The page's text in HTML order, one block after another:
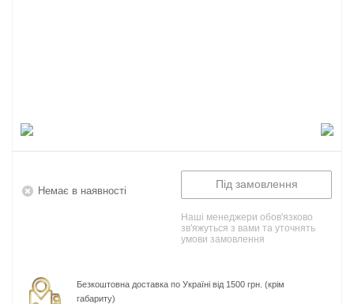
Немає в наявності
Під замовлення
Наші менеджери обов'язково
зв'яжуться з вами та уточнять
умови замовлення
Безкоштовна доставка по Україні від 1500 грн. (крім
габариту)